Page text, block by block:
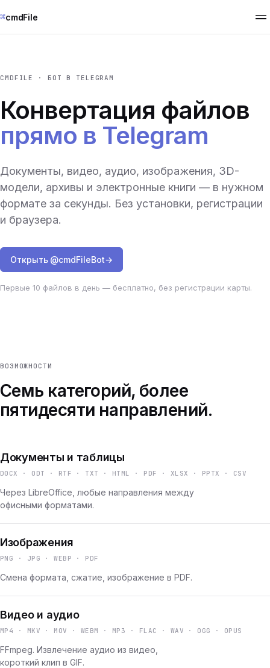
⌘cmdFile
CMDFILE · БОТ В TELEGRAM
Конвертация файлов
прямо в Telegram
Документы, видео, аудио, изображения, 3D-
модели, архивы и электронные книги — в нужном
формате за секунды. Без установки, регистрации
и браузера.
Открыть @cmdFileBot→
Первые 10 файлов в день — бесплатно, без регистрации карты.
ВОЗМОЖНОСТИ
Семь категорий, более
пятидесяти направлений.
Документы и таблицы
DOCX · ODT · RTF · TXT · HTML · PDF · XLSX · PPTX · CSV
Через LibreOffice, любые направления между
офисными форматами.
Изображения
PNG · JPG · WEBP · PDF
Смена формата, сжатие, изображение в PDF.
Видео и аудио
MP4 · MKV · MOV · WEBM · MP3 · FLAC · WAV · OGG · OPUS
FFmpeg. Извлечение аудио из видео,
короткий клип в GIF.